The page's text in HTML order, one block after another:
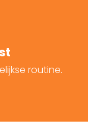
routine.